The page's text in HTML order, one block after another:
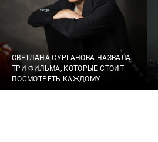
СВЕТЛАНА СУРГАНОВА НАЗВАЛА
ТРИ ФИЛЬМА, КОТОРЫЕ СТОИТ
ПОСМОТРЕТЬ КАЖДОМУ